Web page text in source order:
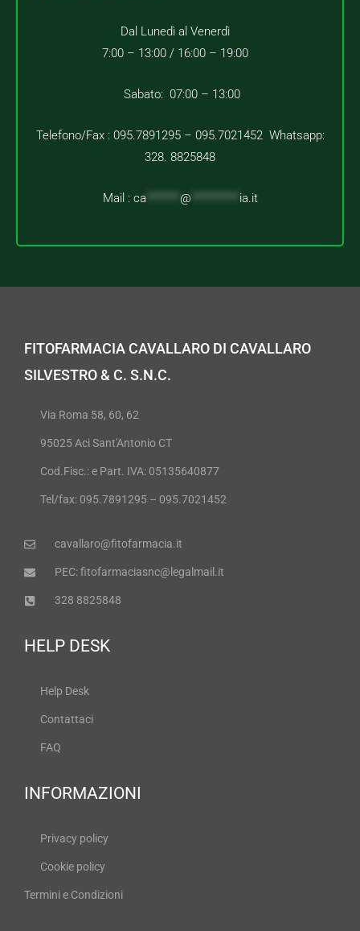
Dal Lunedì al Venerdì
7:00 – 13:00 / 16:00 – 19:00
Sabato: 07:00 – 13:00
Telefono/Fax : 095.7891295 – 095.7021452 Whatsapp:
328. 8825848
Mail : ca @ ia.it
FITOFARMACIA CAVALLARO DI CAVALLARO
SILVESTRO & C. S.N.C.
Via Roma 58, 60, 62
95025 Aci Sant'Antonio CT
Cod.Fisc.: e Part. IVA: 05135640877
Tel/fax: 095.7891295 – 095.7021452
cavallaro@fitofarmacia.it
PEC: fitofarmaciasnc@legalmail.it
328 8825848
HELP DESK
Help Desk
Contattaci
FAQ
INFORMAZIONI
Privacy policy
Cookie policy
Termini e Condizioni